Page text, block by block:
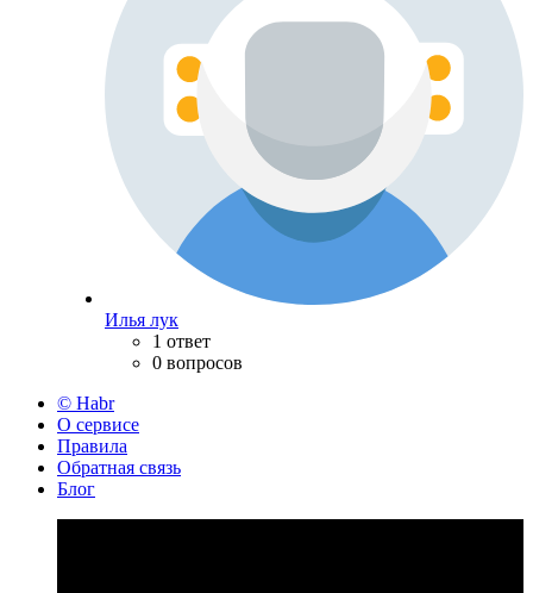
Илья лук
1 ответ
0 вопросов
© Habr
О сервисе
Правила
Обратная связь
Блог